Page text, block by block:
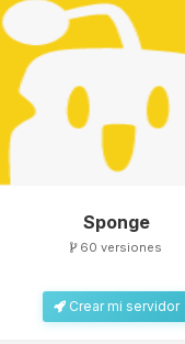
Sponge
60 versiones
Crear mi servidor